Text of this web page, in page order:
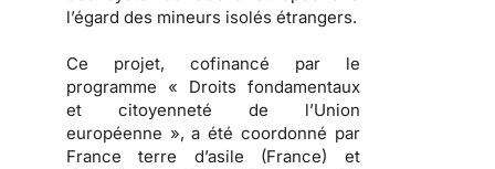
l’égard des mineurs isolés étrangers.
Ce projet, cofinancé par le
programme « Droits fondamentaux
et citoyenneté de l’Union
européenne », a été coordonné par
France terre d’asile (France) et